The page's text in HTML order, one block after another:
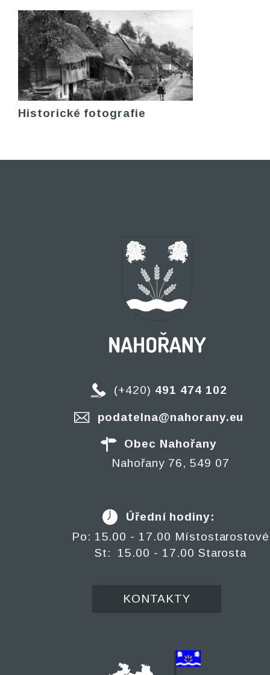
Historické fotografie
(+420) 491 474 102
podatelna@nahorany.eu
Obec Nahořany
Nahořany 76, 549 07
Úřední hodiny:
Po: 15.00 - 17.00 Místostarostové
St: 15.00 - 17.00 Starosta
KONTAKTY